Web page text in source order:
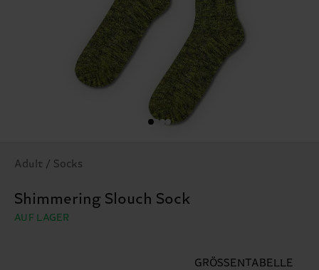
Adult / Socks
Shimmering Slouch Sock
AUF LAGER
GRÖSSENTABELLE